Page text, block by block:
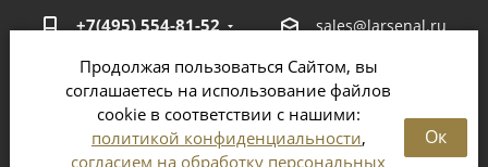
Продолжая пользоваться Сайтом, вы
соглашаетесь на использование файлов
cookie в соответствии с нашими:
политикой конфиденциальности,
согласием на обработку персональных
Ок
+7(495) 554-81-52 sales@larsenal.ru
Московская область,
г. Люберцы,
ул. Хлебозаводская, 8 Б